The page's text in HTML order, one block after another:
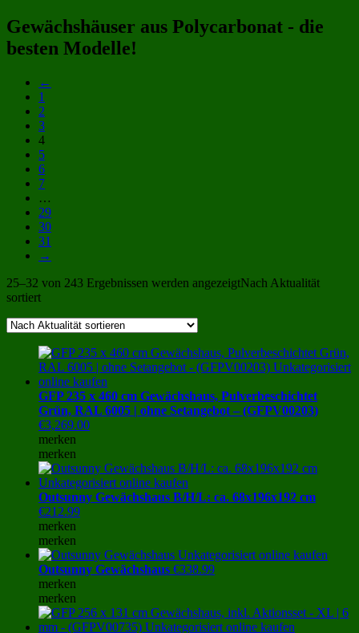
Gewächshäuser aus Polycarbonat - die
besten Modelle!
←
1
2
3
4
5
6
7
…
29
30
31
→
25–32 von 243 Ergebnissen werden angezeigtNach Aktualität
sortiert
GFP 235 x 460 cm Gewächshaus, Pulverbeschichtet
Grün, RAL 6005 | ohne Setangebot – (GFPV00203)
€3,269.00
merken
merken
Outsunny Gewächshaus B/H/L: ca. 68x196x192 cm
€212.99
merken
merken
Outsunny Gewächshaus €338.99
merken
merken